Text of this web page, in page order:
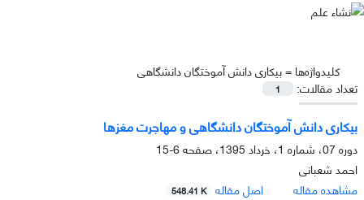
کلیدواژه‌ها =بیکاری دانش آموختگان دانشگاهی
تعداد مقالات:
1
بیکاری دانش آموختگان دانشگاهی و مهاجرت مغزها
دوره 07، شماره 1، خرداد 1395، صفحه
6-15
احمد شعبانی
مشاهده مقاله
اصل مقاله 548.41 K